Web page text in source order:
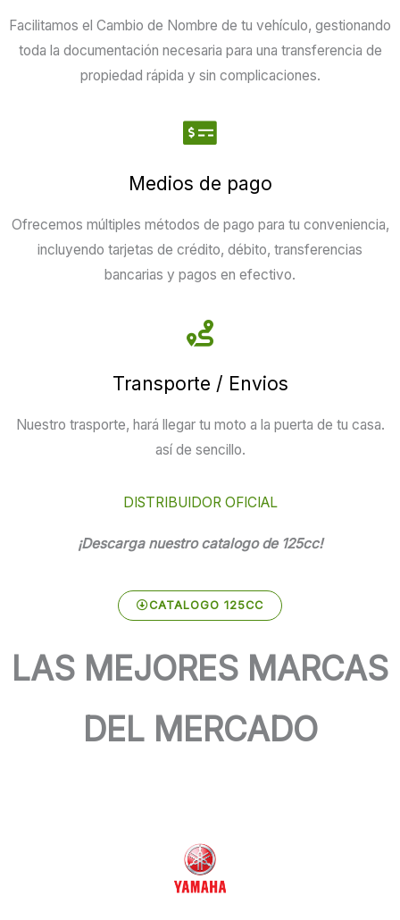
Facilitamos el Cambio de Nombre de tu vehículo, gestionando
toda la documentación necesaria para una transferencia de
propiedad rápida y sin complicaciones.
Medios de pago
Ofrecemos múltiples métodos de pago para tu conveniencia,
incluyendo tarjetas de crédito, débito, transferencias
bancarias y pagos en efectivo.
Transporte / Envios
Nuestro trasporte, hará llegar tu moto a la puerta de tu casa.
así de sencillo.
DISTRIBUIDOR OFICIAL
¡Descarga nuestro catalogo de 125cc!
CATALOGO 125CC
LAS MEJORES MARCAS
DEL MERCADO